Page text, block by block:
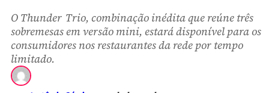
O Thunder Trio, combinação inédita que reúne três
sobremesas em versão mini, estará disponível para os
consumidores nos restaurantes da rede por tempo
limitado.